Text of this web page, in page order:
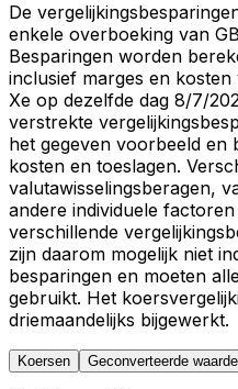
De
enkele overboeking van
Besparingen worden
inclusief marges en
Xe op dezelfde dag 8/7/
verstrekte
het gegeven voorbeeld en
kosten en toeslagen.
valutawisselingsberagen,
andere individuele
verschillende
zijn daarom mogelijk niet
besparingen en moeten
gebruikt. Het
driemaandelijks bijgewerkt.
Koersen Geconverteerde waarde